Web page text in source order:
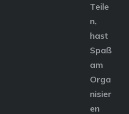
Teile
n,
hast
Spaß
am
Orga
nisier
en